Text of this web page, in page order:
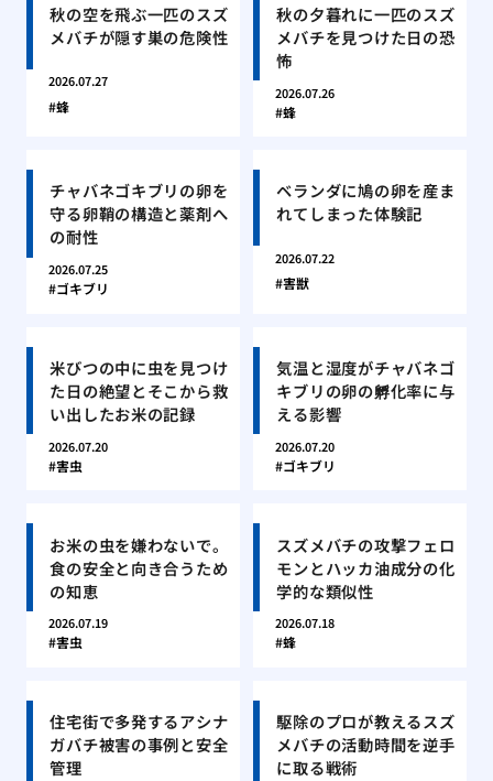
秋の空を飛ぶ一匹のスズ
メバチが隠す巣の危険性
2026.07.27
蜂
秋の夕暮れに一匹のスズ
メバチを見つけた日の恐
怖
2026.07.26
蜂
チャバネゴキブリの卵を
守る卵鞘の構造と薬剤へ
の耐性
2026.07.25
ゴキブリ
ベランダに鳩の卵を産ま
れてしまった体験記
2026.07.22
害獣
米びつの中に虫を見つけ
た日の絶望とそこから救
い出したお米の記録
2026.07.20
害虫
気温と湿度がチャバネゴ
キブリの卵の孵化率に与
える影響
2026.07.20
ゴキブリ
お米の虫を嫌わないで。
食の安全と向き合うため
の知恵
2026.07.19
害虫
スズメバチの攻撃フェロ
モンとハッカ油成分の化
学的な類似性
2026.07.18
蜂
住宅街で多発するアシナ
ガバチ被害の事例と安全
管理
駆除のプロが教えるスズ
メバチの活動時間を逆手
に取る戦術